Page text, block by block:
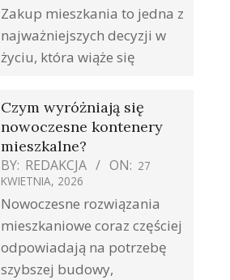
Zakup mieszkania to jedna z
najważniejszych decyzji w
życiu, która wiąże się
Czym wyróżniają się
nowoczesne kontenery
mieszkalne?
BY: REDAKCJA ON: 27
KWIETNIA, 2026
Nowoczesne rozwiązania
mieszkaniowe coraz częściej
odpowiadają na potrzebę
szybszej budowy,